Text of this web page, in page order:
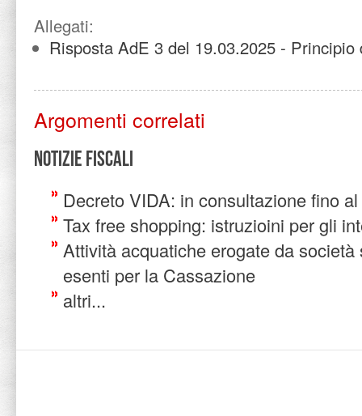
Allegati:
Risposta AdE 3 del 19.03.2025 - Principio
Argomenti correlati
Notizie Fiscali
Decreto VIDA: in consultazione fino
Tax free shopping: istruzioini per gli
Attività acquatiche erogate da
esenti per la Cassazione
altri...